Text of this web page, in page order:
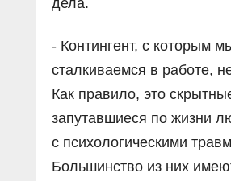
- Контингент, с которым
сталкиваемся в работе,
Как правило, это
запутавшиеся по жизни
с психологическими
Большинство из них